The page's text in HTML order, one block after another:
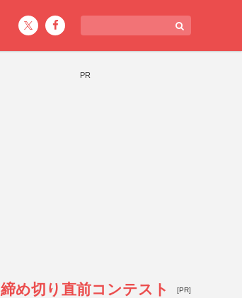
PR
締め切り直前コンテスト [PR]